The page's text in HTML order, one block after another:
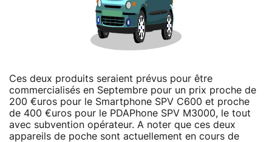
Ces deux produits seraient prévus pour être
commercialisés en Septembre pour un prix proche de
200 €uros pour le Smartphone SPV C600 et proche
de 400 €uros pour le PDAPhone SPV M3000, le tout
avec subvention opérateur. A noter que ces deux
appareils de poche sont actuellement en cours de